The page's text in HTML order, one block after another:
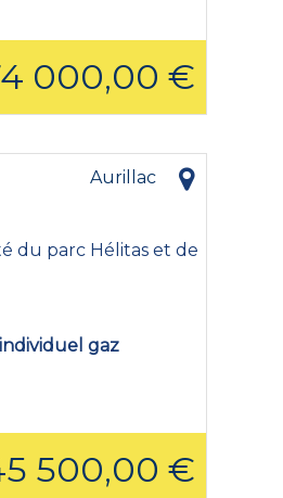
000,00 €
Aurillac
du parc Hélitas et de
individuel gaz
500,00 €